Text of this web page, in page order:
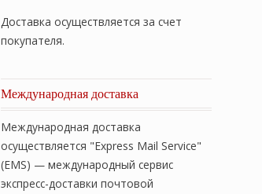
Доставка осуществляется за счет
покупателя.
Международная доставка
Международная доставка
осуществляется "Express Mail Service"
(EMS) — международный сервис
экспресс-доставки почтовой